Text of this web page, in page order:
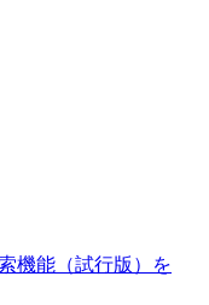
機能（試行版）を